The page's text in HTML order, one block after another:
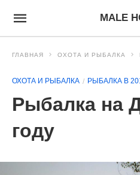
MALE
ГЛАВНАЯ ОХОТА И РЫБАЛКА
ОХОТА И РЫБАЛКА РЫБАЛКА В
Рыбалка на
году